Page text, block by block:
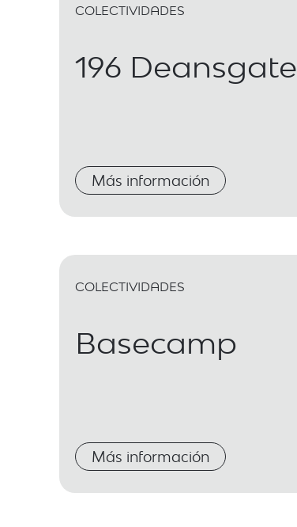
COLECTIVIDADES
196 Deansgate
Más información
COLECTIVIDADES
Basecamp
Más información